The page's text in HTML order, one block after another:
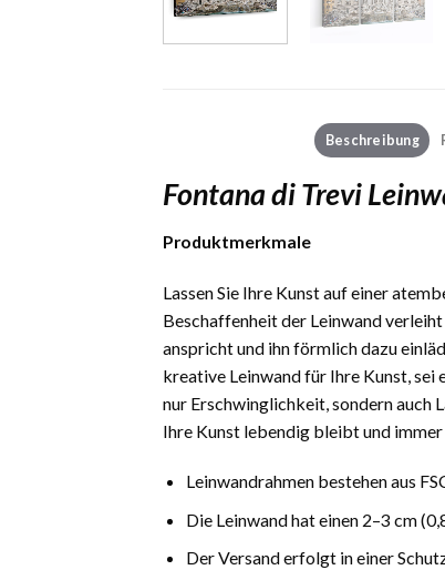
Beschreibung
Fontana di Trevi
Produktmerkmale
Lassen Sie Ihre Kunst auf einer
Beschaffenheit der Leinwand
anspricht und ihn förmlich dazu
kreative Leinwand für Ihre Kunst,
nur Erschwinglichkeit, sondern auch
Ihre Kunst lebendig bleibt und
Leinwandrahmen bestehen aus
Die Leinwand hat einen 2–3 cm
Der Versand erfolgt in einer